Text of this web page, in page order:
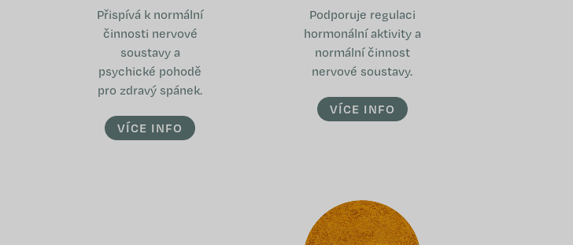
Přispívá k normální
činnosti nervové
soustavy a
psychické pohodě
pro zdravý spánek.
VÍCE INFO
Podporuje regulaci
hormonální aktivity a
normální činnost
nervové soustavy.
VÍCE INFO